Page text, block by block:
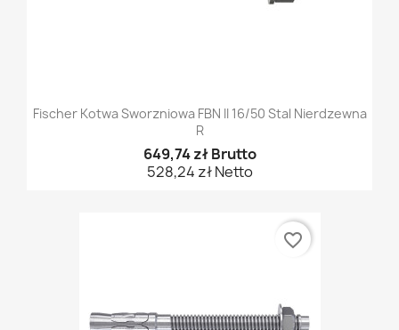
Fischer Kotwa Sworzniowa FBN II 16/50 Stal Nierdzewna
R
649,74 zł Brutto
528,24 zł Netto
favorite_border